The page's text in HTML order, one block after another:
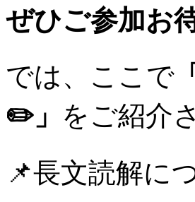
ぜひご参加お
では、ここで
✏️」 をご紹介
📌長文読解に